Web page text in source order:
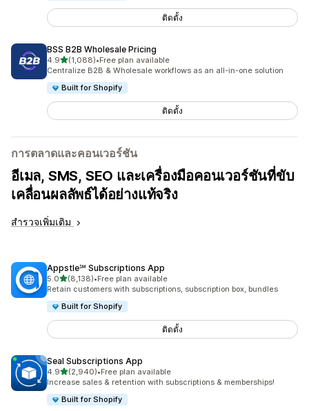
ติดตั้ง
BSS B2B Wholesale Pricing
4.9เต็ม 5 ดาว
(1,088)
ทั้งหมด 1088 รีวิว
•Free plan available
Centralize B2B & Wholesale workflows as an all-in-one solution
Built for Shopify
ติดตั้ง
การตลาดและคอนเวอร์ชัน
อีเมล, SMS, SEO และเครื่องมือคอนเวอร์ชันที่ขับ
เคลื่อนผลลัพธ์ได้อย่างแท้จริง
สำรวจเพิ่มเติม
Appstle℠ Subscriptions App
5.0เต็ม 5 ดาว
(8,138)
ทั้งหมด 8138 รีวิว
•Free plan available
Retain customers with subscriptions, subscription box, bundles
Built for Shopify
ติดตั้ง
Seal Subscriptions App
4.9เต็ม 5 ดาว
(2,940)
ทั้งหมด 2940 รีวิว
•Free plan available
Increase sales & retention with subscriptions & memberships!
Built for Shopify